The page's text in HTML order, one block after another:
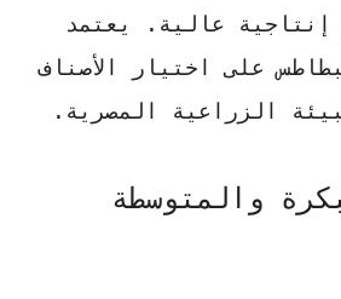
إنتاجية عالية. يعتمد
على اختيار الأصناف
الزراعية المصرية.
والمتوسطة